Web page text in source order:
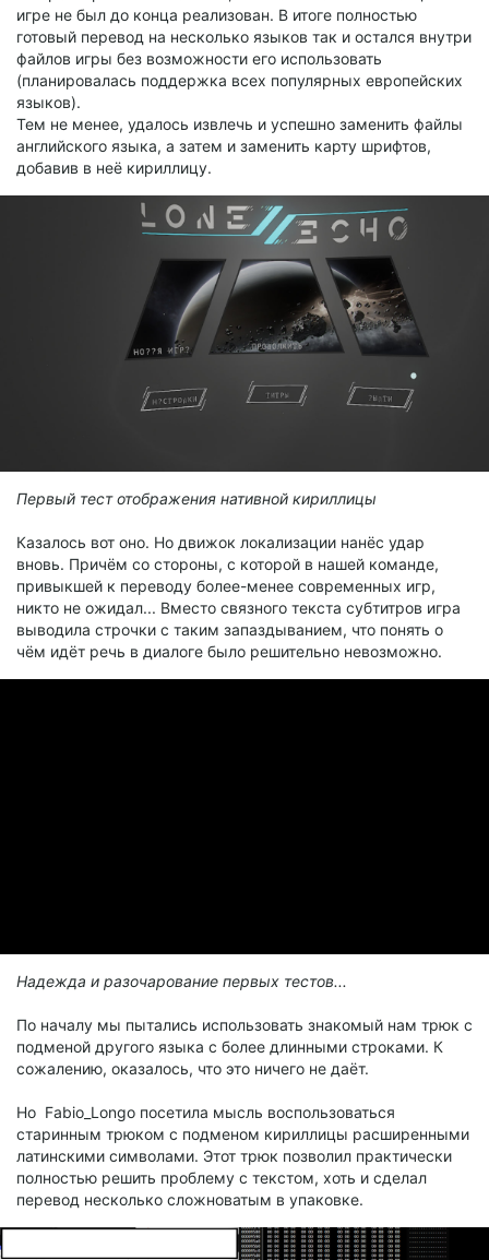
игре не был до конца реализован. В итоге полностью
готовый перевод на несколько языков так и остался внутри
файлов игры без возможности его использовать
(планировалась поддержка всех популярных европейских
языков).
Тем не менее, удалось извлечь и успешно заменить файлы
английского языка, а затем и заменить карту шрифтов,
добавив в неё кириллицу.
Первый тест отображения нативной кириллицы
Казалось вот оно. Но движок локализации нанёс удар
вновь. Причём со стороны, с которой в нашей команде,
привыкшей к переводу более-менее современных игр,
никто не ожидал... Вместо связного текста субтитров игра
выводила строчки с таким запаздыванием, что понять о
чём идёт речь в диалоге было решительно невозможно.
Надежда и разочарование первых тестов...
По началу мы пытались использовать знакомый нам трюк с
подменой другого языка с более длинными строками. К
сожалению, оказалось, что это ничего не даёт.
Но Fabio_Longo посетила мысль воспользоваться
старинным трюком с подменом кириллицы расширенными
латинскими символами. Этот трюк позволил практически
полностью решить проблему с текстом, хоть и сделал
перевод несколько сложноватым в упаковке.